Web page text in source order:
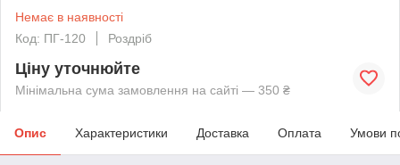
Немає в наявності
Код: ПГ-120
Роздріб
Ціну уточнюйте
Мінімальна сума замовлення на сайті — 350 ₴
Опис Характеристики Доставка Оплата Умови